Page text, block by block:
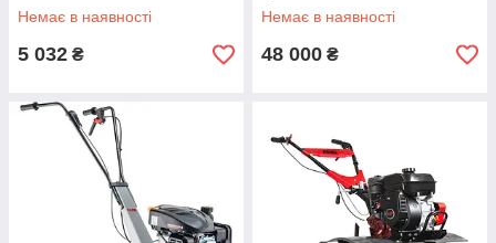
Немає в наявності
5 032 ₴
Немає в наявності
48 000 ₴